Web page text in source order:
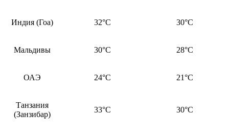
Индия (Гоа) 32°C 30°C
Мальдивы 30°C 28°C
ОАЭ 24°C 21°C
Танзания
(Занзибар)
33°C 30°C